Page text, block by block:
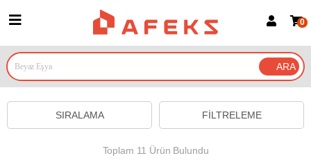
Google İle Bağlan
0
FILTRELEME
SIRALAMA
Toplam 11 Ürün Bulundu